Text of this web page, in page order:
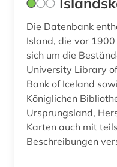
casa monzino (1)
cd-rom (1)
chemie (4)
chile (1)
china (1)
Die Datenbank
Island, die vor
sich um die
University Library
Bank of Iceland
Königlichen
Ursprungsland,
Karten auch mit
Beschreibungen